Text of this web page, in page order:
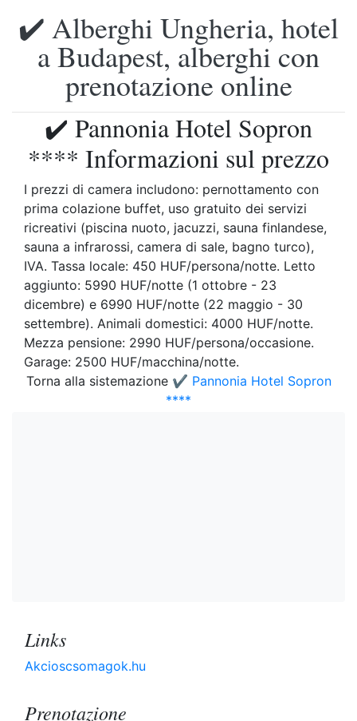
✔️ Alberghi Ungheria, hotel
a Budapest, alberghi con
prenotazione online
✔️ Pannonia Hotel Sopron
**** Informazioni sul prezzo
I prezzi di camera includono: pernottamento con
prima colazione buffet, uso gratuito dei servizi
ricreativi (piscina nuoto, jacuzzi, sauna finlandese,
sauna a infrarossi, camera di sale, bagno turco),
IVA. Tassa locale: 450 HUF/persona/notte. Letto
aggiunto: 5990 HUF/notte (1 ottobre - 23
dicembre) e 6990 HUF/notte (22 maggio - 30
settembre). Animali domestici: 4000 HUF/notte.
Mezza pensione: 2990 HUF/persona/occasione.
Garage: 2500 HUF/macchina/notte.
Torna alla sistemazione ✔️ Pannonia Hotel Sopron
****
Links
Akcioscsomagok.hu
Prenotazione